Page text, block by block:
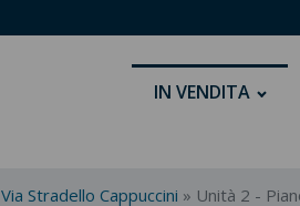
IN VENDITA
Via Stradello Cappuccini » Unità 2 -